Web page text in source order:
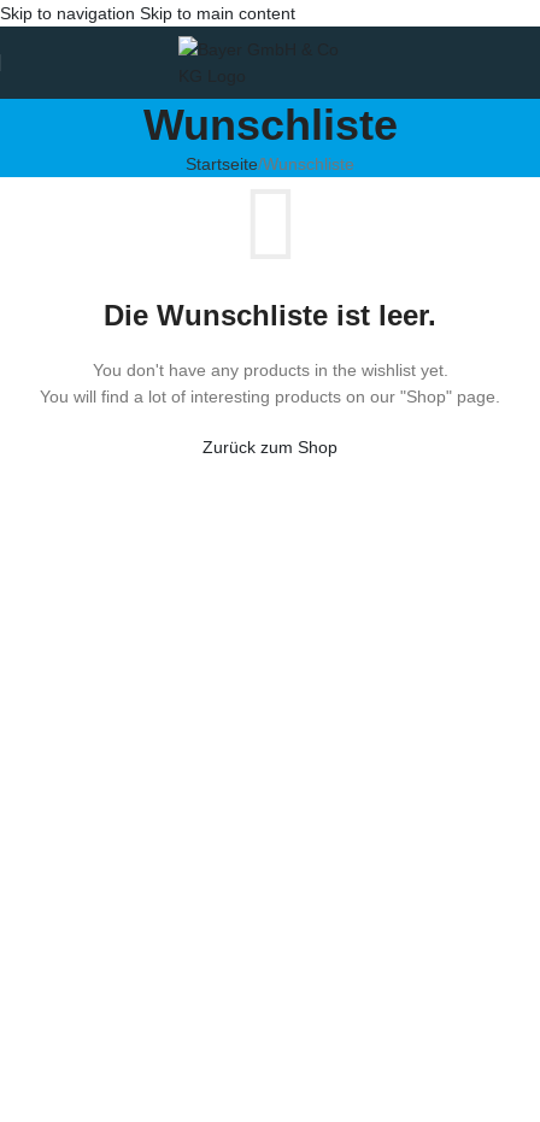
Skip to navigation Skip to main content
Wunschliste
Startseite Wunschliste
Die Wunschliste ist leer.
You don't have any products in the wishlist yet.
You will find a lot of interesting products on our "Shop" page.
Zurück zum Shop